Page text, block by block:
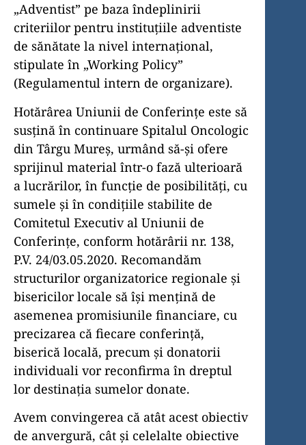
„Adventist” pe baza îndeplinirii
criteriilor pentru instituțiile adventiste
de sănătate la nivel internațional,
stipulate în „Working Policy”
(Regulamentul intern de organizare).
Hotărârea Uniunii de Conferințe este să
susțină în continuare Spitalul Oncologic
din Târgu Mureș, urmând să-și ofere
sprijinul material într-o fază ulterioară
a lucrărilor, în funcție de posibilități, cu
sumele și în condițiile stabilite de
Comitetul Executiv al Uniunii de
Conferințe, conform hotărârii nr. 138,
P.V. 24/03.05.2020. Recomandăm
structurilor organizatorice regionale și
bisericilor locale să își mențină de
asemenea promisiunile financiare, cu
precizarea că fiecare conferință,
biserică locală, precum și donatorii
individuali vor reconfirma în dreptul
lor destinația sumelor donate.
Avem convingerea că atât acest obiectiv
de anvergură, cât și celelalte obiective